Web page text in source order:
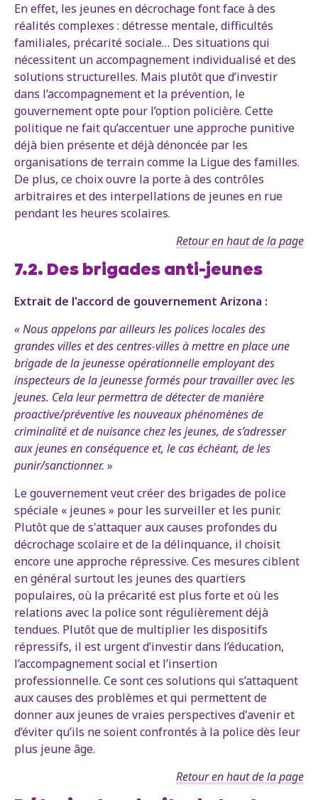
En effet, les jeunes en décrochage font face à des
réalités complexes : détresse mentale, difficultés
familiales, précarité sociale… Des situations qui
nécessitent un accompagnement individualisé et des
solutions structurelles. Mais plutôt que d’investir
dans l’accompagnement et la prévention, le
gouvernement opte pour l’option policière. Cette
politique ne fait qu’accentuer une approche punitive
déjà bien présente et déjà dénoncée par les
organisations de terrain comme la Ligue des familles.
De plus, ce choix ouvre la porte à des contrôles
arbitraires et des interpellations de jeunes en rue
pendant les heures scolaires.
Retour en haut de la page
7.2. Des brigades anti-jeunes
Extrait de l'accord de gouvernement Arizona :
« Nous appelons par ailleurs les polices locales des
grandes villes et des centres-villes à mettre en place une
brigade de la jeunesse opérationnelle employant des
inspecteurs de la jeunesse formés pour travailler avec les
jeunes. Cela leur permettra de détecter de manière
proactive/préventive les nouveaux phénomènes de
criminalité et de nuisance chez les jeunes, de s’adresser
aux jeunes en conséquence et, le cas échéant, de les
punir/sanctionner. »
Le gouvernement veut créer des brigades de police
spéciale « jeunes » pour les surveiller et les punir.
Plutôt que de s'attaquer aux causes profondes du
décrochage scolaire et de la délinquance, il choisit
encore une approche répressive. Ces mesures ciblent
en général surtout les jeunes des quartiers
populaires, où la précarité est plus forte et où les
relations avec la police sont régulièrement déjà
tendues. Plutôt que de multiplier les dispositifs
répressifs, il est urgent d’investir dans l’éducation,
l’accompagnement social et l’insertion
professionnelle. Ce sont ces solutions qui s’attaquent
aux causes des problèmes et qui permettent de
donner aux jeunes de vraies perspectives d'avenir et
d’éviter qu’ils ne soient confrontés à la police dès leur
plus jeune âge.
Retour en haut de la page